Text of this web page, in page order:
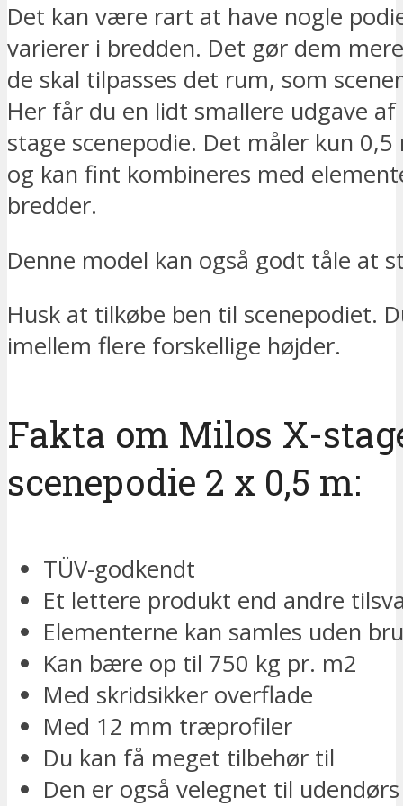
Det kan være rart at have nogle
varierer i bredden. Det gør dem
de skal tilpasses det rum, som
Her får du en lidt smallere udgave af
stage scenepodie. Det måler kun
og kan fint kombineres med
bredder.
Denne model kan også godt tåle at
Husk at tilkøbe ben til scenepodiet.
imellem flere forskellige højder.
Fakta om Milos X-
scenepodie 2 x 0,5 m:
TÜV-godkendt
Et lettere produkt end andre
Elementerne kan samles uden
Kan bære op til 750 kg pr. m2
Med skridsikker overflade
Med 12 mm træprofiler
Du kan få meget tilbehør til
Den er også velegnet til